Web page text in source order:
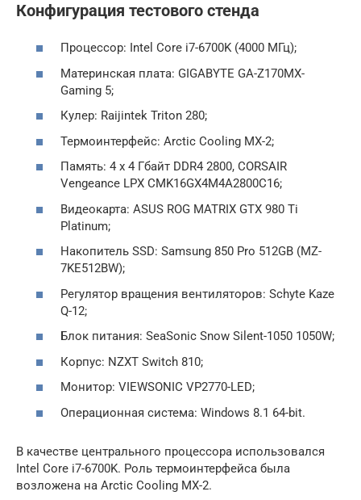
Конфигурация тестового стенда
Процессор: Intel Core i7-6700K (4000 МГц);
Материнская плата: GIGABYTE GA-Z170MX-
Gaming 5;
Кулер: Raijintek Triton 280;
Термоинтерфейс: Arctic Cooling MX-2;
Память: 4 x 4 Гбайт DDR4 2800, CORSAIR
Vengeance LPX CMK16GX4M4A2800C16;
Видеокарта: ASUS ROG MATRIX GTX 980 Ti
Platinum;
Накопитель SSD: Samsung 850 Pro 512GB (MZ-
7KE512BW);
Регулятор вращения вентиляторов: Schyte Kaze
Q-12;
Блок питания: SeaSonic Snow Silent-1050 1050W;
Корпус: NZXT Switch 810;
Монитор: VIEWSONIC VP2770-LED;
Операционная система: Windows 8.1 64-bit.
В качестве центрального процессора использовался
Intel Core i7-6700K. Роль термоинтерфейса была
возложена на Arctic Cooling MX-2.